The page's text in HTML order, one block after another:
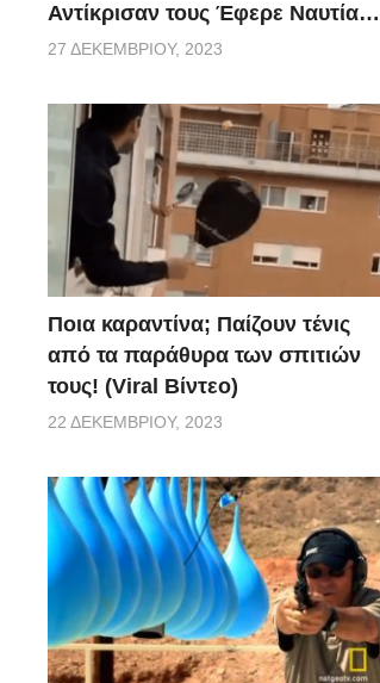
Αντίκρισαν τους Έφερε Ναυτία…
27 ΔΕΚΕΜΒΡΊΟΥ, 2023
Ποια καραντίνα; Παίζουν τένις
από τα παράθυρα των σπιτιών
τους! (Viral Βίντεο)
22 ΔΕΚΕΜΒΡΊΟΥ, 2023